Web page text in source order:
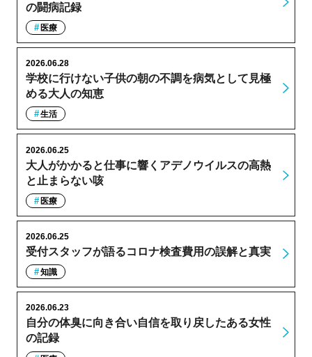
の闘病記録
医療
学校に行けない子供の朝の不調を病気として見極
める大人の知恵
2026.06.28
生活
大人がかかると仕事に響くアデノウイルスの高熱
と止まらない咳
2026.06.25
医療
受付スタッフが語るコロナ検査費用の誤解と真実
2026.06.25
知識
自分の体臭に向き合い自信を取り戻したある女性
の記録
2026.06.23